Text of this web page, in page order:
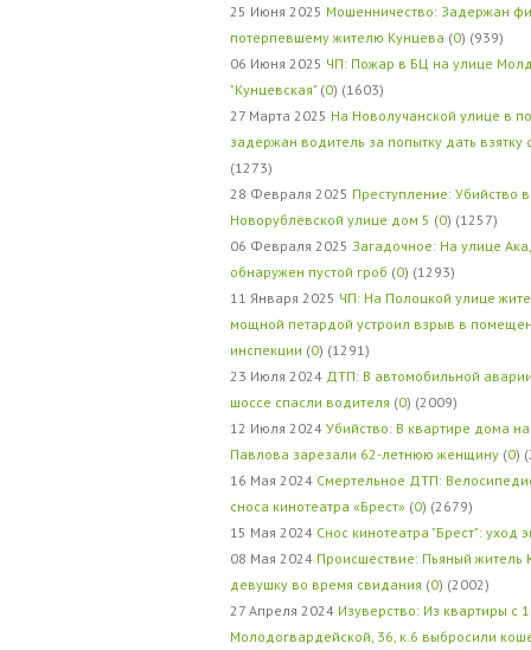
25 Июня 2025 Мошенничество: Задержан
потерпевшему жителю Кунцева (0) (939)
06 Июня 2025 ЧП: Пожар в БЦ на улице
"Кунцевская" (0) (1603)
27 Марта 2025 На Новолучанской улице в
задержан водитель за попытку дать
(1273)
28 Февраля 2025 Преступление: Убийство
Новорублёвской улице дом 5 (0) (1257)
06 Февраля 2025 Загадочное: На улице
обнаружен пустой гроб (0) (1293)
11 Января 2025 ЧП: На Полоцкой улице
мощной петардой устроил взрыв в
инспекции (0) (1291)
23 Июля 2024 ДТП: В автомобильной
шоссе спасли водителя (0) (2009)
12 Июля 2024 Убийство: В квартире дома
Павлова зарезали 62-летнюю женщину (0)
16 Мая 2024 Смертельное ДТП:
сноса кинотеатра «Брест» (0) (2679)
15 Мая 2024 Снос кинотеатра "Брест": уход
08 Мая 2024 Происшествие: Пьяный житель
девушку во время свидания (0) (2002)
27 Апреля 2024 Изуверство: Из квартиры с
Молодогвардейской, 36, к.6 выбросили